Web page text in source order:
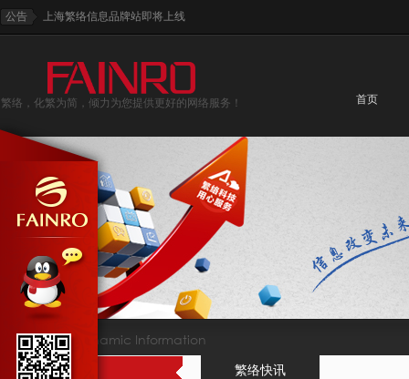
公告 上海繁络信息品牌站即将上线
繁络，化繁为简，倾力为您提供更好的网络服务！ 首页
资讯动态 Dynamic Information
繁络快讯 繁络快讯